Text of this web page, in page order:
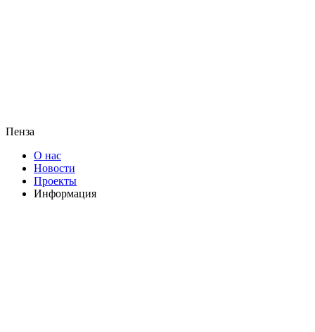
Пенза
О нас
Новости
Проекты
Информация